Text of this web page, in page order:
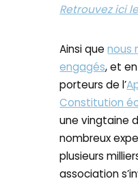
Retrouvez ici
Ainsi quenous
engagés, et
porteurs de l’
Constitution
une vingtaine
nombreux
plusieurs
association